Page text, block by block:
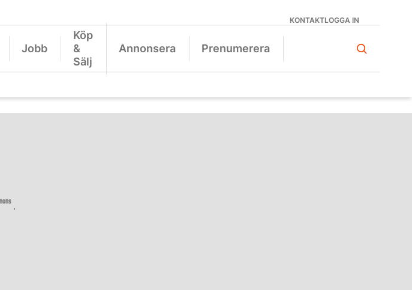
KONTAKTLOGGA IN
Jobb
Köp
&
Sälj
Annonsera Prenumerera